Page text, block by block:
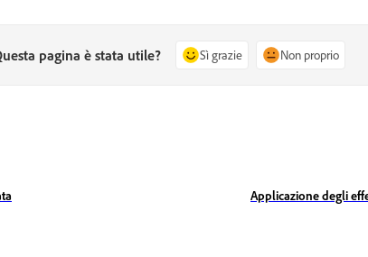
pagina è stata utile? Sì grazie Non proprio
Applicazione degli